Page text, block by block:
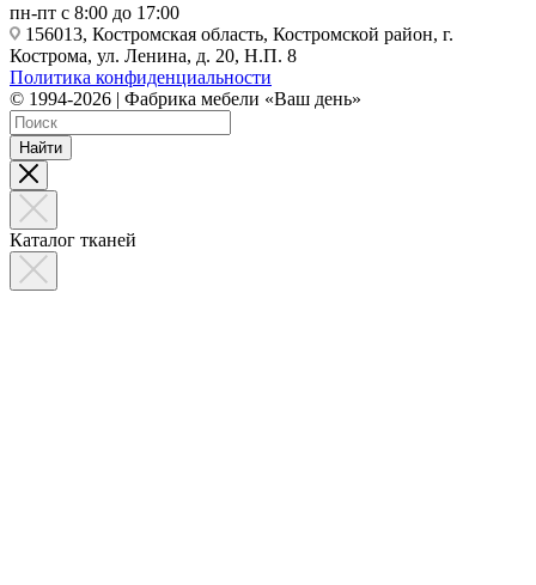
пн-пт с 8:00 до 17:00
156013, Костромская область, Костромской район, г.
Кострома, ул. Ленина, д. 20, Н.П. 8
Политика конфиденциальности
© 1994-2026 | Фабрика мебели «Ваш день»
Найти
Каталог тканей